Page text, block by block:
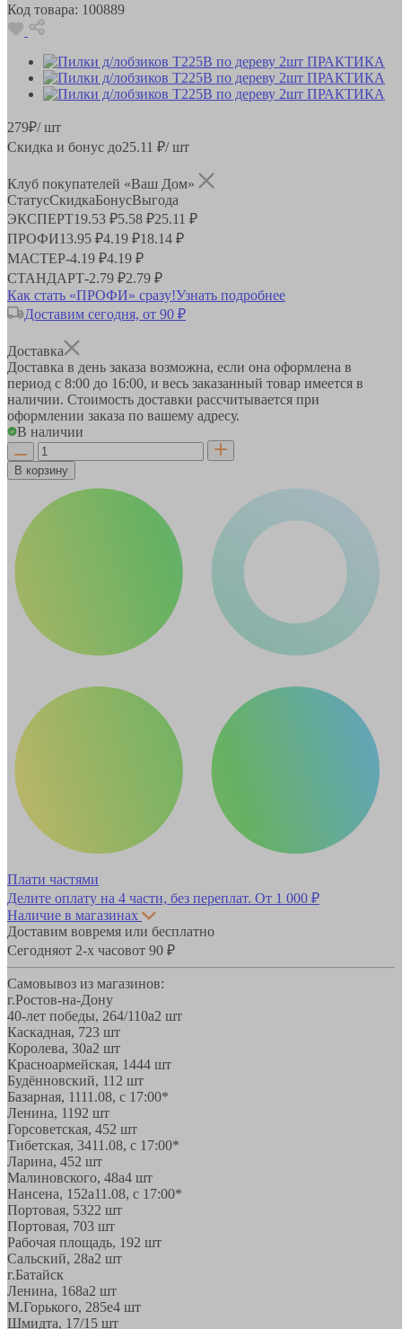
Код товара: 100889
279₽/ шт
Скидка и бонус до25.11 ₽/ шт
Клуб покупателей «Ваш Дом»
СтатусСкидкаБонусВыгода
ЭКСПЕРТ19.53 ₽5.58 ₽25.11 ₽
ПРОФИ13.95 ₽4.19 ₽18.14 ₽
МАСТЕР-4.19 ₽4.19 ₽
СТАНДАРТ-2.79 ₽2.79 ₽
Как стать «ПРОФИ» сразу!Узнать подробнее
Доставим сегодня, от 90 ₽
Доставка
Доставка в день заказа возможна, если она оформлена в
период с 8:00 до 16:00, и весь заказанный товар имеется в
наличии. Стоимость доставки рассчитывается при
оформлении заказа по вашему адресу.
В наличии
В корзину
Плати частями
Делите оплату на 4 части, без переплат. От 1 000 ₽
Наличие в магазинах
Доставим вовремя или бесплатно
Сегодняот 2-х часовот 90 ₽
Самовывоз из магазинов:
г.Ростов-на-Дону
40-лет победы, 264/110а2 шт
Каскадная, 723 шт
Королева, 30а2 шт
Красноармейская, 1444 шт
Будённовский, 11 2 шт
Базарная, 1111.08, с 17:00*
Ленина, 1192 шт
Горсоветская, 452 шт
Тибетская, 3411.08, с 17:00*
Ларина, 452 шт
Малиновского, 48а4 шт
Нансена, 152а11.08, с 17:00*
Портовая, 5322 шт
Портовая, 703 шт
Рабочая площадь, 192 шт
Сальский, 28a2 шт
г.Батайск
Ленина, 168а2 шт
М.Горького, 285е4 шт
Шмидта, 17/1 5 шт